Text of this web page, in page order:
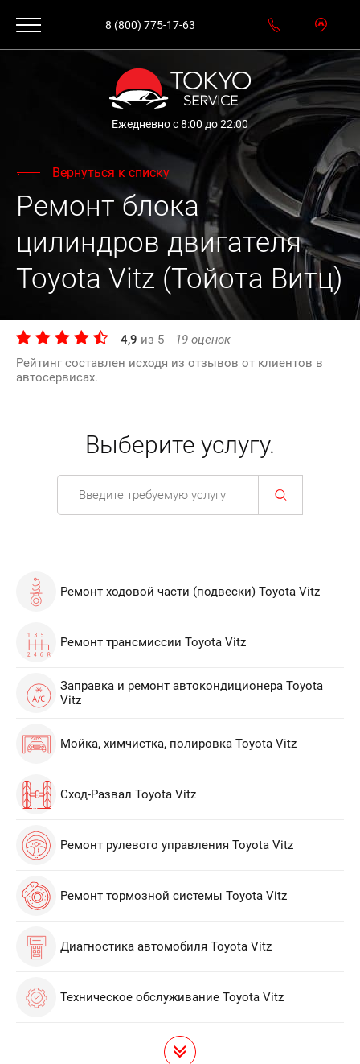
8 (800) 775-17-63
Ежедневно с 8:00 до 22:00
Вернуться к списку
Ремонт блока
цилиндров двигателя
Toyota Vitz (Тойота Витц)
4,9 из 5 19 оценок
Рейтинг составлен исходя из отзывов от клиентов в
автосервисах.
Выберите услугу.
Ремонт ходовой части (подвески) Toyota Vitz
Ремонт трансмиссии Toyota Vitz
Заправка и ремонт автокондиционера Toyota
Vitz
Мойка, химчистка, полировка Toyota Vitz
Сход-Развал Toyota Vitz
Ремонт рулевого управления Toyota Vitz
Ремонт тормозной системы Toyota Vitz
Диагностика автомобиля Toyota Vitz
Техническое обслуживание Toyota Vitz